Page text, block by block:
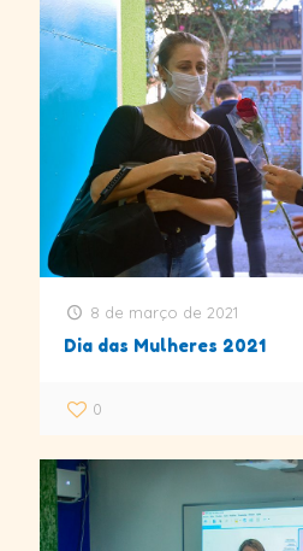
8 de março de 2021
Dia das Mulheres 2021
0